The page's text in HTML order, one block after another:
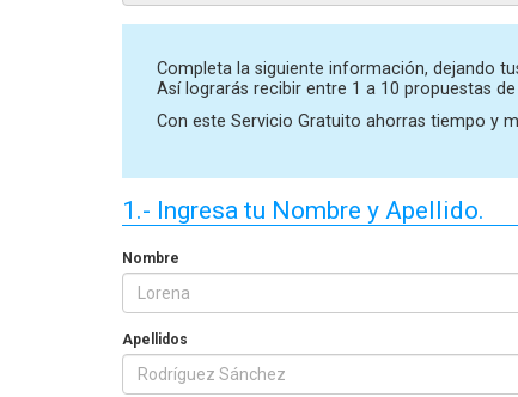
Completa la siguiente información, dejando
Así lograrás recibir entre 1 a 10 propuestas
Con este Servicio Gratuito ahorras tiempo y
1.- Ingresa tu Nombre y Apellido.
Nombre
Apellidos
Precios reales y qué
y manejo de extintores en